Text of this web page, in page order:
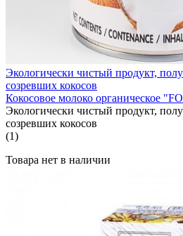
Экологически чистый продукт,
созревших кокосов
Кокосовое молоко органическое
Экологически чистый продукт,
созревших кокосов
(1)
Товара нет в наличии